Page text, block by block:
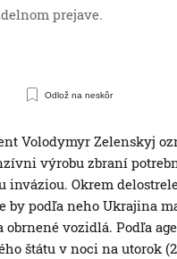
prejave.
Odlož na neskôr
Volodymyr Zelenskyj
výrobu zbraní
inváziou. Okrem
by podľa neho Ukrajina
obrnené vozidlá. Podľa
štátu v noci na utorok